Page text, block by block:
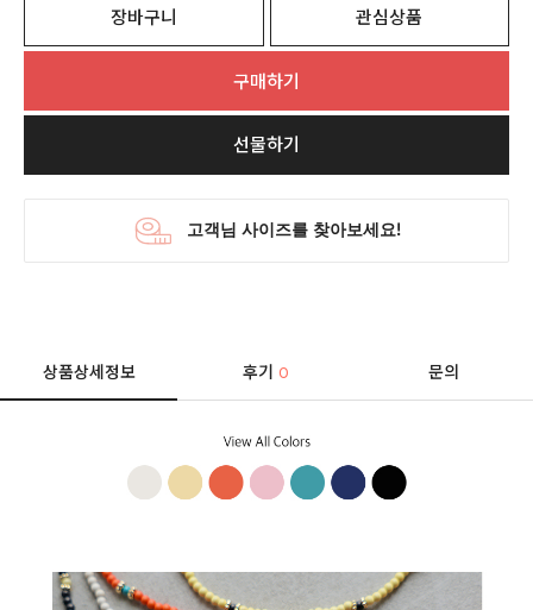
장바구니 관심상품
구매하기
선물하기
상품상세정보 후기0 문의